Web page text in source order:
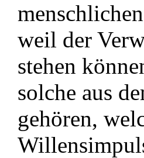
weil der
stehen
solche aus
gehören,